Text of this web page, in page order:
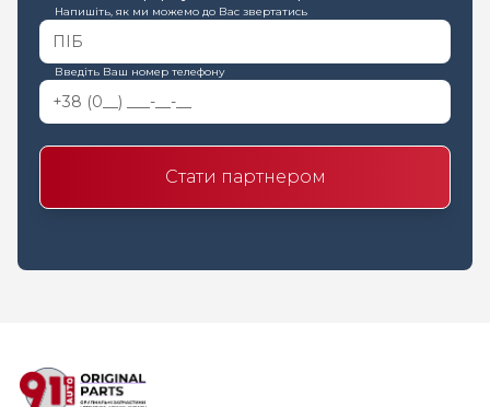
Напишіть, як ми можемо до Вас звертатись
Введіть Ваш номер телефону
Стати партнером